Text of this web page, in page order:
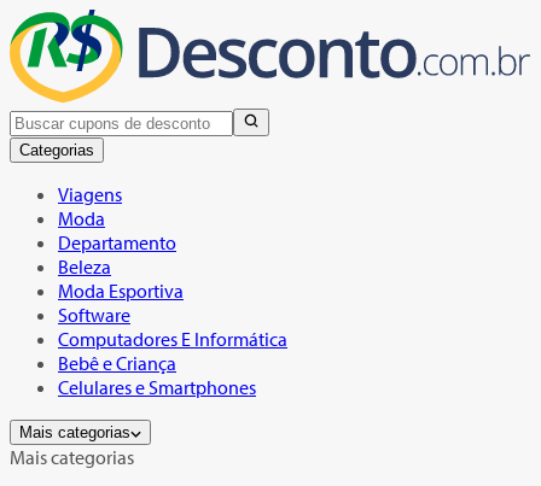
Categorias
Viagens
Moda
Departamento
Beleza
Moda Esportiva
Software
Computadores E Informática
Bebê e Criança
Celulares e Smartphones
Mais categorias
Mais categorias